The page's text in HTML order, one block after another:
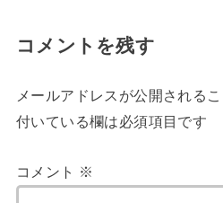
コメントを残す
メールアドレスが公開される
付いている欄は必須項目です
コメント ※